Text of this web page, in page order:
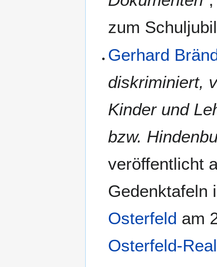
zum
Gerhard
diskriminiert,
Kinder und
bzw.
veröffentlicht
Gedenktafeln
Osterfeld am
Osterfeld-